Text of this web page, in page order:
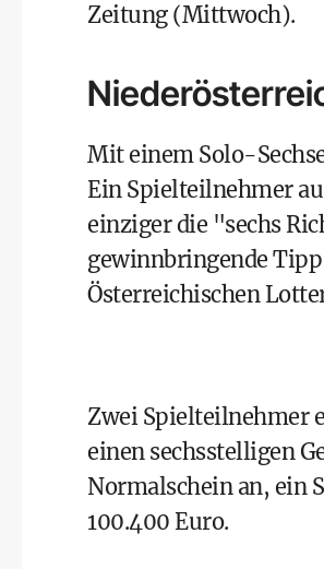
Zeitung (Mittwoch).
Mit einem Solo-
Ein Spielteilnehmer
einziger die "sechs
gewinnbringende
Österreichischen
Zwei Spielteilnehmer
einen sechsstelligen
Normalschein an, ein
100.400 Euro.